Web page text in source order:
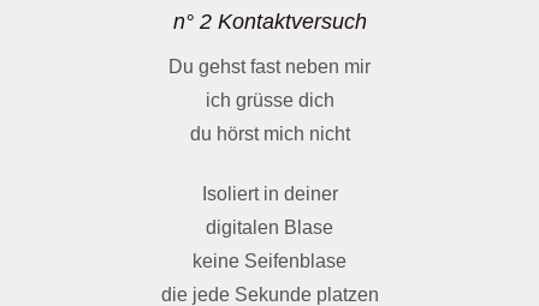
n° 2 Kontaktversuch
Du gehst fast neben mir
ich grüsse dich
du hörst mich nicht
Isoliert in deiner
digitalen Blase
keine Seifenblase
die jede Sekunde platzen